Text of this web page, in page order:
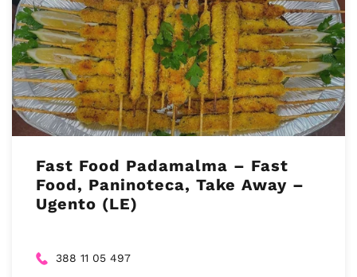
Fast Food Padamalma – Fast
Food, Paninoteca, Take Away –
Ugento (LE)
388 11 05 497